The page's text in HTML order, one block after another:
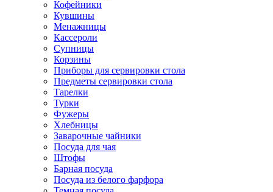
Кофейники
Кувшины
Менажницы
Кассероли
Супницы
Корзины
Приборы для сервировки стола
Предметы сервировки стола
Тарелки
Турки
Фужеры
Хлебницы
Заварочные чайники
Посуда для чая
Штофы
Барная посуда
Посуда из белого фарфора